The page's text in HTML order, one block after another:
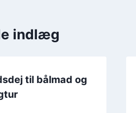
indlæg
til bålmad og